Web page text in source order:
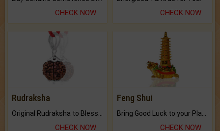
CHECK NOW CHECK NOW
Rudraksha
CHECK NOW
Feng Shui
CHECK NOW